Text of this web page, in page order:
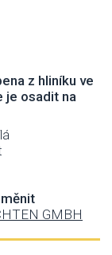
z hliníku ve
je osadit na
GMBH